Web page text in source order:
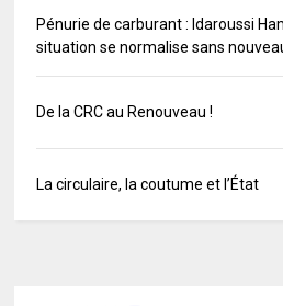
Pénurie de carburant : Idaroussi
situation se normalise sans
De la CRC au Renouveau !
La circulaire, la coutume et l’État